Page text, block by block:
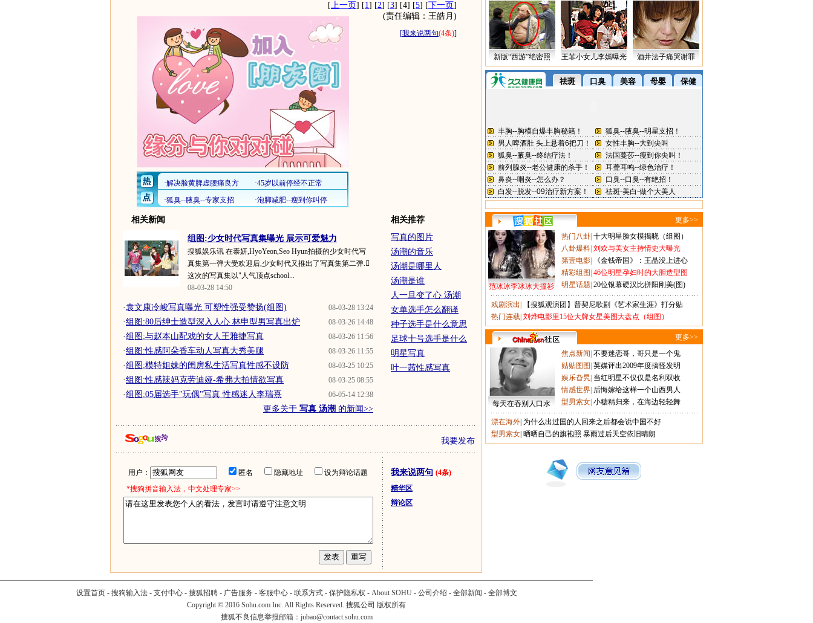
[上一页] [1] [2] [3] [4] [5] [下一页]
(责任编辑：王皓月)
[我来说两句(4条)]
相关新闻
组图:少女时代写真集曝光 展示可爱魅力
搜狐娱乐讯 在泰妍,HyoYeon,Seo Hyun拍摄的少女时代写
真集第一弹大受欢迎后,少女时代又推出了写真集第二弹.
这次的写真集以"人气顶点school...
08-03-28 14:50
08-03-28 13:24
·袁文康冷峻写真曝光 可塑性强受赞扬(组图)
08-03-26 14:48
·组图:80后绅士造型深入人心 林申型男写真出炉
08-03-26 11:56
·组图:与赵本山配戏的女人王雅捷写真
08-03-26 11:55
·组图:性感阿朵香车动人写真大秀美腿
08-03-25 10:25
·组图:模特姐妹的闺房私生活写真性感不设防
08-03-25 08:55
·组图:性感辣妈克劳迪娅-希弗大拍情欲写真
06-05-14 12:38
·组图:05届选手"玩偶"写真 性感迷人李瑞熹
更多关于 写真 汤潮 的新闻>>
相关推荐
写真的图片
汤潮的音乐
汤潮是哪里人
汤潮是谁
人一旦变了心 汤潮
女单选手怎么翻译
种子选手是什么意思
足球十号选手是什么
明星写真
叶一茜性感写真
我要发布
用户： 匿名 隐藏地址
设为辩论话题
*搜狗拼音输入法，中文处理专家>>
我来说两句 (4条)
精华区
辩论区
新版“西游”绝密照 王菲小女儿李嫣曝光 酒井法子痛哭谢罪
更多>>
范冰冰李冰冰大撞衫
热门八卦 十大明星脸女模揭晓（组图）
八卦爆料 刘欢与美女主持情史大曝光
第壹电影
《金钱帝国》：王晶没上进心
精彩组图 46位明星孕妇时的大胆造型图
明星话题 20位银幕硬汉比拼阳刚美(图)
戏剧演出
【搜狐观演团】普契尼歌剧《艺术家生涯》打分贴
热门连载 刘烨电影里15位大牌女星美图大盘点（组图）
更多>>
每天在吞别人口水
焦点新闻 不要迷恋哥，哥只是一个鬼
贴贴图图 英媒评出2009年度搞怪发明
娱乐旮旯 当红明星不仅仅是名利双收
情感世界 后悔嫁给这样一个山西男人
型男索女 小糖精归来，在海边轻轻舞
漂在海外 为什么出过国的人回来之后都会说中国不好
型男索女 晒晒自己的旗袍照 暴雨过后天空依旧晴朗
设置首页- 搜狗输入法- 支付中心- 搜狐招聘- 广告服务 - 客服中心- 联系方式- 保护隐私权 - About SOHU- 公司介绍 - 全部新闻 - 全部博文
Copyright © 2016 Sohu.com Inc. All Rights Reserved. 搜狐公司 版权所有
搜狐不良信息举报邮箱： jubao@contact.sohu.com